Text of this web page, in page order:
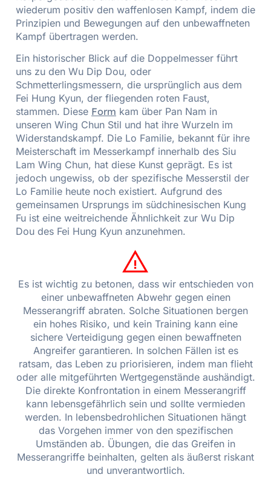
wiederum positiv den waffenlosen Kampf, indem die
Prinzipien und Bewegungen auf den unbewaffneten
Kampf übertragen werden.
Ein historischer Blick auf die Doppelmesser führt
uns zu den Wu Dip Dou, oder
Schmetterlingsmessern, die ursprünglich aus dem
Fei Hung Kyun, der fliegenden roten Faust,
stammen. Diese Form kam über Pan Nam in
unseren Wing Chun Stil und hat ihre Wurzeln im
Widerstandskampf. Die Lo Familie, bekannt für ihre
Meisterschaft im Messerkampf innerhalb des Siu
Lam Wing Chun, hat diese Kunst geprägt. Es ist
jedoch ungewiss, ob der spezifische Messerstil der
Lo Familie heute noch existiert. Aufgrund des
gemeinsamen Ursprungs im südchinesischen Kung
Fu ist eine weitreichende Ähnlichkeit zur Wu Dip
Dou des Fei Hung Kyun anzunehmen.
Es ist wichtig zu betonen, dass wir entschieden von
einer unbewaffneten Abwehr gegen einen
Messerangriff abraten. Solche Situationen bergen
ein hohes Risiko, und kein Training kann eine
sichere Verteidigung gegen einen bewaffneten
Angreifer garantieren. In solchen Fällen ist es
ratsam, das Leben zu priorisieren, indem man flieht
oder alle mitgeführten Wertgegenstände aushändigt.
Die direkte Konfrontation in einem Messerangriff
kann lebensgefährlich sein und sollte vermieden
werden. In lebensbedrohlichen Situationen hängt
das Vorgehen immer von den spezifischen
Umständen ab. Übungen, die das Greifen in
Messerangriffe beinhalten, gelten als äußerst riskant
und unverantwortlich.